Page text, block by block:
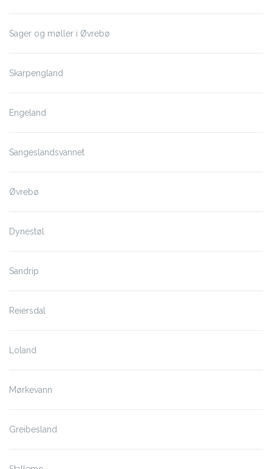
Sager og møller i Øvrebø
Skarpengland
Engeland
Sangeslandsvannet
Øvrebø
Dynestøl
Sandrip
Reiersdal
Loland
Mørkevann
Greibesland